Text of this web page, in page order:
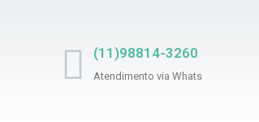
(11)98814-3260
Atendimento via Whats